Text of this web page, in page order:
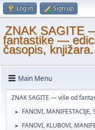
Log in Sign up
ZNAK SAGITE
fantastike —
časopis,
Main Menu
ZNAK SAGITE — više od
► FANOVI, MANIFESTACIJE,
► FANOVI, KLUBOVI,